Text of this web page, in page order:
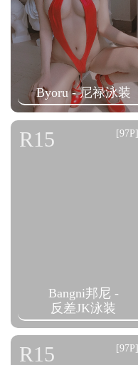
Byoru - 尼禄泳装
Bangni邦尼 -
反差JK泳装
R15 [97P]
R15 [97P]